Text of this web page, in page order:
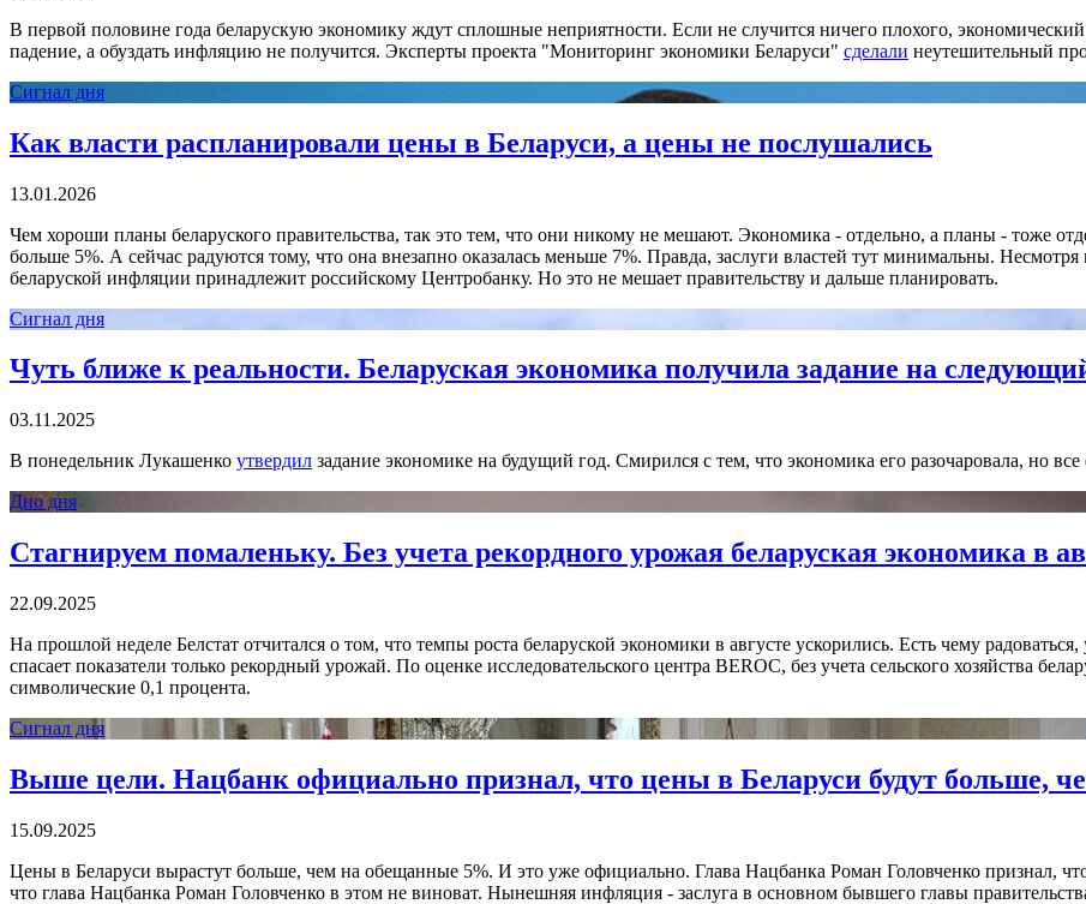
В первой половине года беларускую экономику ждут сплошные неприятности. Если не случится ничего плохого,
падение, а обуздать инфляцию не получится. Эксперты проекта "Мониторинг экономики Беларуси" сделали неутешительный
Сигнал дня
Как власти распланировали цены в Беларуси, а цены не послушались
13.01.2026
Чем хороши планы беларуского правительства, так это тем, что они никому не мешают. Экономика - отдельно, а планы - тоже
больше 5%. А сейчас радуются тому, что она внезапно оказалась меньше 7%. Правда, заслуги властей тут минимальны. Несмотря
беларуской инфляции принадлежит российскому Центробанку. Но это не мешает правительству и дальше планировать.
Сигнал дня
Чуть ближе к реальности. Беларуская экономика получила задание на
03.11.2025
В понедельник Лукашенко утвердил задание экономике на будущий год. Смирился с тем, что экономика его разочаровала, но
Дно дня
Стагнируем помаленьку. Без учета рекордного урожая беларуская экономика в
22.09.2025
На прошлой неделе Белстат отчитался о том, что темпы роста беларуской экономики в августе ускорились. Есть чему
спасает показатели только рекордный урожай. По оценке исследовательского центра BEROC, без учета сельского хозяйства
символические 0,1 процента.
Сигнал дня
Выше цели. Нацбанк официально признал, что цены в Беларуси будут больше,
15.09.2025
Цены в Беларуси вырастут больше, чем на обещанные 5%. И это уже официально. Глава Нацбанка Роман Головченко признал,
что глава Нацбанка Роман Головченко в этом не виноват. Нынешняя инфляция - заслуга в основном бывшего главы